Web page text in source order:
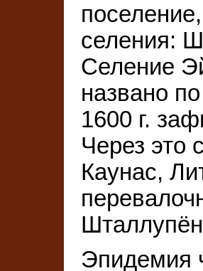
селения:
Селение
названо
1600 г.
Через это
Каунас,
Эпидемия